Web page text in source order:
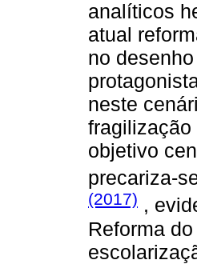
analíticos
atual
no
neste
objetivo
precariza-
(2017) ,
Reforma